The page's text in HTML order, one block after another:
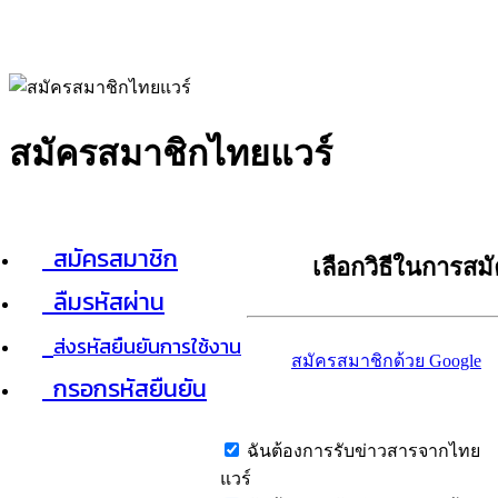
สมัครสมาชิกไทยแวร์
สมัครสมาชิก
ลืมรหัสผ่าน
ส่งรหัสยืนยันการใช้งาน
กรอกรหัสยืนยัน
เลือกวิธีในการส
สมัครสมาชิกด้วย Google
ฉันต้องการรับข่าวสารจากไทย
แวร์